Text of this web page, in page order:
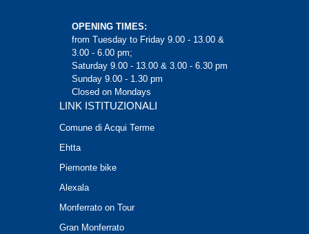
OPENING TIMES:
from Tuesday to Friday 9.00 - 13.00 &
3.00 - 6.00 pm;
Saturday 9.00 - 13.00 & 3.00 - 6.30 pm
Sunday 9.00 - 1.30 pm
Closed on Mondays
LINK ISTITUZIONALI
Comune di Acqui Terme
Ehtta
Piemonte bike
Alexala
Monferrato on Tour
Gran Monferrato